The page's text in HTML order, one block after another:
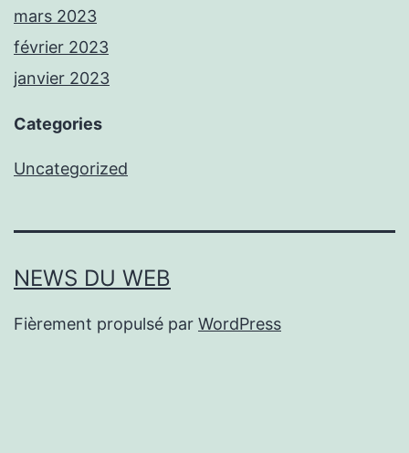
mars 2023
février 2023
janvier 2023
Categories
Uncategorized
NEWS DU WEB
Fièrement propulsé par WordPress